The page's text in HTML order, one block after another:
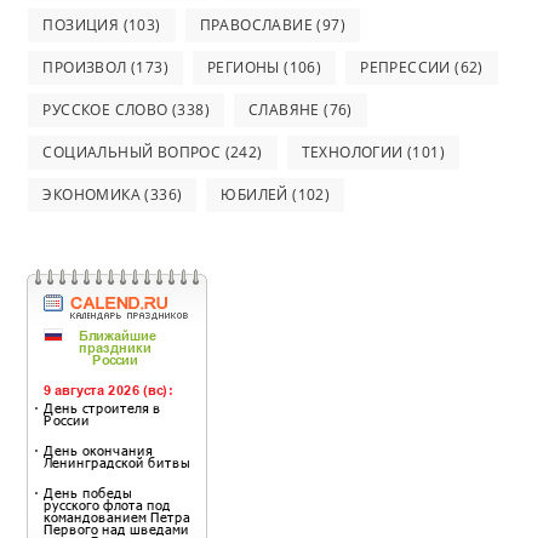
ПОЗИЦИЯ (103) ПРАВОСЛАВИЕ (97)
ПРОИЗВОЛ (173) РЕГИОНЫ (106) РЕПРЕССИИ (62)
РУССКОЕ СЛОВО (338) СЛАВЯНЕ (76)
СОЦИАЛЬНЫЙ ВОПРОС (242) ТЕХНОЛОГИИ (101)
ЭКОНОМИКА(336) ЮБИЛЕЙ (102)